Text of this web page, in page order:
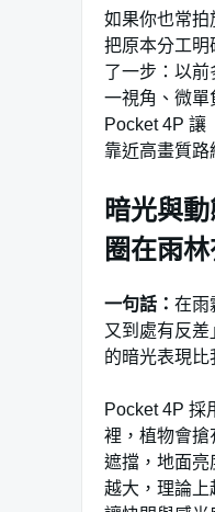
如果你也常拍
把原本分工明
了一步：以
一視角、微單
Pocket 4P 讓
靠近高畫質路
暗光與
圈在雨
一句話： 在雨
又到處有反
的暗光表現比
Pocket 4P 採
裡，植物會搶
遮擋，地面亮
越大，理論上